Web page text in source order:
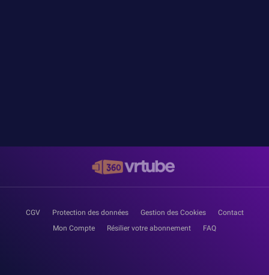
CGV Protection des données Gestion des Cookies
Contact
Mon Compte
Résilier votre abonnement FAQ